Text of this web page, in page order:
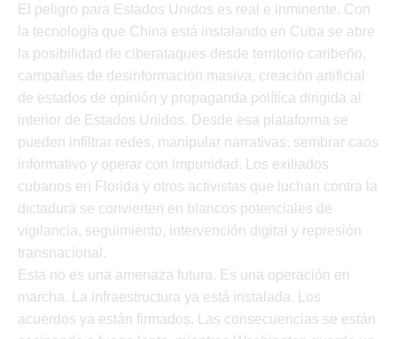
El peligro para Estados Unidos es real e inminente. Con
la tecnología que China está instalando en Cuba se abre
la posibilidad de ciberataques desde territorio caribeño,
campañas de desinformación masiva, creación artificial
de estados de opinión y propaganda política dirigida al
interior de Estados Unidos. Desde esa plataforma se
pueden infiltrar redes, manipular narrativas, sembrar caos
informativo y operar con impunidad. Los exiliados
cubanos en Florida y otros activistas que luchan contra la
dictadura se convierten en blancos potenciales de
vigilancia, seguimiento, intervención digital y represión
transnacional.
Esta no es una amenaza futura. Es una operación en
marcha. La infraestructura ya está instalada. Los
acuerdos ya están firmados. Las consecuencias se están